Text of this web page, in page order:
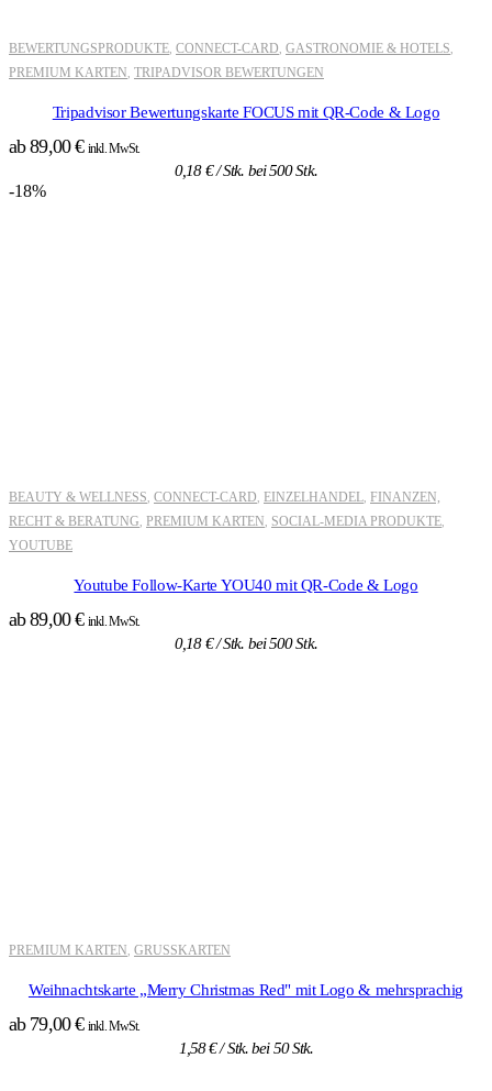
BEWERTUNGSPRODUKTE CONNECT-CARD GASTRONOMIE & HOTELS
PREMIUM KARTEN TRIPADVISOR BEWERTUNGEN
Tripadvisor Bewertungskarte FOCUS mit QR-Code & Logo
ab89,00€ inkl. MwSt.
0,18€/ Stk. bei 500 Stk.
-18%
BEAUTY & WELLNESS CONNECT-CARD EINZELHANDEL FINANZEN,
RECHT & BERATUNG PREMIUM KARTEN SOCIAL-MEDIA PRODUKTE
YOUTUBE
Youtube Follow-Karte YOU40 mit QR-Code & Logo
ab89,00€ inkl. MwSt.
0,18€/ Stk. bei 500 Stk.
PREMIUM KARTEN GRUSSKARTEN
Weihnachtskarte „Merry Christmas Red" mit Logo & mehrsprachig
ab 79,00€ inkl. MwSt.
1,58€/ Stk. bei 50 Stk.